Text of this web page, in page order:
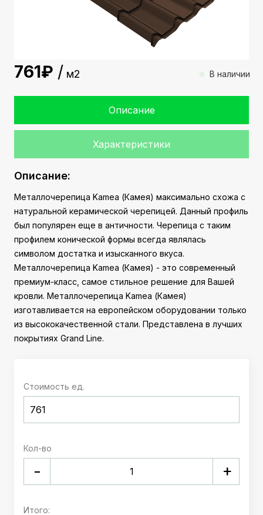
В наличии
761 м2
Описание
Характеристики
Описание:
Металлочерепица Kamea (Камея) максимально схожа с
натуральной керамической черепицей. Данный профиль
был популярен еще в античности. Черепица с таким
профилем конической формы всегда являлась
символом достатка и изысканного вкуса.
Металлочерепица Kamea (Камея) - это современный
премиум-класс, самое стильное решение для Вашей
кровли. Металлочерепица Kamea (Камея)
изготавливается на европейском оборудовании только
из высококачественной стали. Представлена в лучших
покрытиях Grand Line.
Стоимость ед.
Кол-во
- +
Итого: